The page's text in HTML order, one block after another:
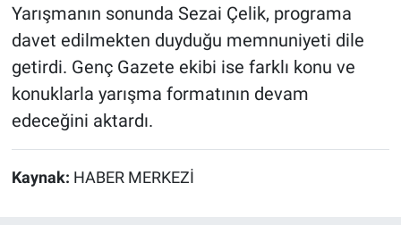
Yarışmanın sonunda Sezai Çelik, programa
davet edilmekten duyduğu memnuniyeti dile
getirdi. Genç Gazete ekibi ise farklı konu ve
konuklarla yarışma formatının devam
edeceğini aktardı.
Kaynak: HABER MERKEZİ